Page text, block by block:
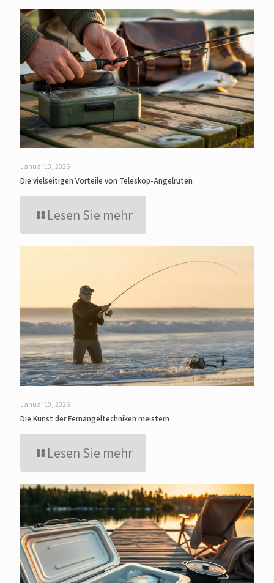
Januar 13, 2026
Die vielseitigen Vorteile von Teleskop-Angelruten
Lesen Sie mehr
Januar 10, 2026
Die Kunst der Fernangeltechniken meistern
Lesen Sie mehr